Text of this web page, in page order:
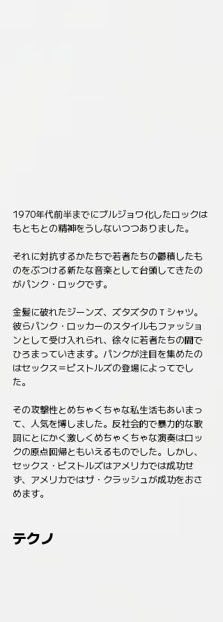
1970年代前半までにブルジョワ化したロックは
もともとの精神をうしないつつありました。
それに対抗するかたちで若者たちの鬱積したも
のをぶつける新たな音楽として台頭してきたの
がパンク・ロックです。
金髪に破れたジーンズ、ズタズタのＴシャツ。
彼らパンク・ロッカーのスタイルもファッショ
ンとして受け入れられ、徐々に若者たちの間で
ひろまっていきます。パンクが注目を集めたの
はセックス＝ピストルズの登場によってでし
た。
その攻撃性とめちゃくちゃな私生活もあいまっ
て、人気を博しました。反社会的で暴力的な歌
詞にとにかく激しくめちゃくちゃな演奏はロッ
クの原点回帰ともいえるものでした。しかし、
セックス・ピストルズはアメリカでは成功せ
ず、アメリカではザ・クラッシュが成功をおさ
めます。
テクノ